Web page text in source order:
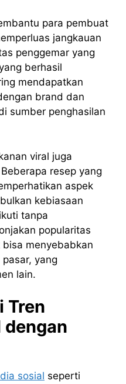
para pembuat
jangkauan
penggemar yang
berhasil
mendapatkan
brand dan
sumber penghasilan
viral juga
resep yang
aspek
kebiasaan
tanpa
popularitas
menyebabkan
yang
lain.
Tren
dengan
sosial seperti